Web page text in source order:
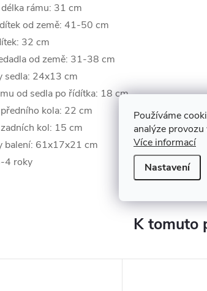
Používáme
analýze
Více informací
Nastavení
rámu: 31 cm
od země: 41-50 cm
32 cm
od země: 31-38 cm
sedla: 24x13 cm
od sedla po řídítka: 18 cm
kola: 22 cm
kol: 15 cm
balení: 61x17x21 cm
4 roky
K tomuto